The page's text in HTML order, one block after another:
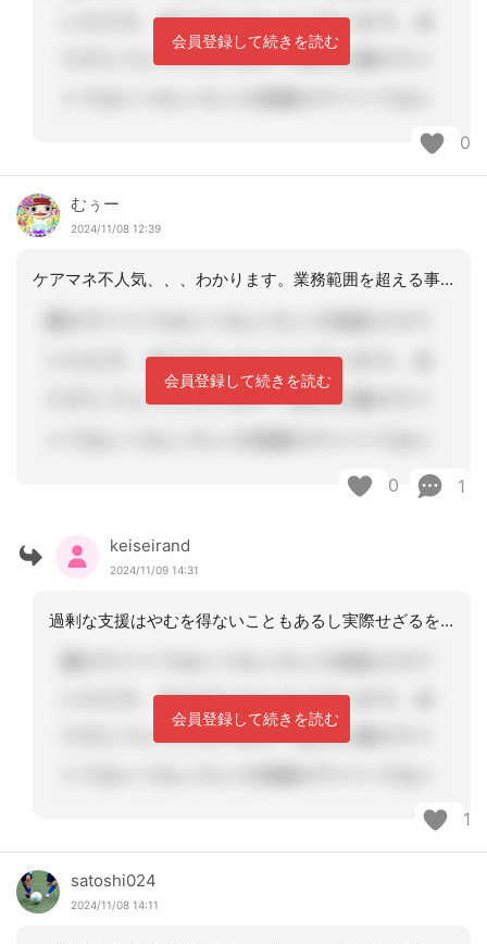
会員登録して続きを読む
0
むぅー
2024/11/08 12:39
ケアマネ不人気、、、わかります。業務範囲を超える事もありますよね。出来ない事、や
会員登録して続きを読む
0 1
keiseirand
2024/11/09 14:31
過剰な支援はやむを得ないこともあるし実際せざるをえないこともしていますが、今回は
会員登録して続きを読む
1
satoshi024
2024/11/08 14:11